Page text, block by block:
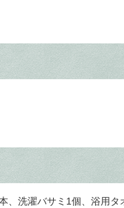
、洗濯バサミ1個、浴用タ